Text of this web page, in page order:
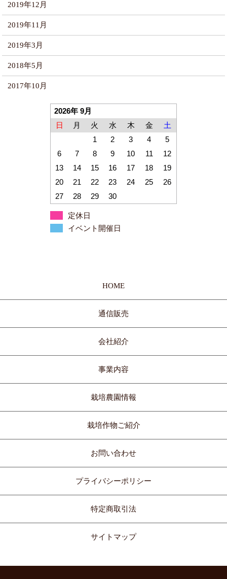
2019年12月
2019年11月
2019年3月
2018年5月
2017年10月
2026年 9月
日
月 火 水 木 金
土
1
2 3 4
5
6
7 8 9 10 11
12
13
14 15 16 17 18
19
20
21 22 23 24 25
26
27
28 29 30
定休日
イベント開催日
HOME
通信販売
会社紹介
事業内容
栽培農園情報
栽培作物ご紹介
お問い合わせ
プライバシーポリシー
特定商取引法
サイトマップ